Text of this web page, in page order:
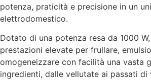
potenza, praticità e precisione in un
elettrodomestico.
Dotato di una potenza resa da 1000
prestazioni elevate per frullare,
omogeneizzare con facilità una vasta
ingredienti, dalle vellutate ai passati di